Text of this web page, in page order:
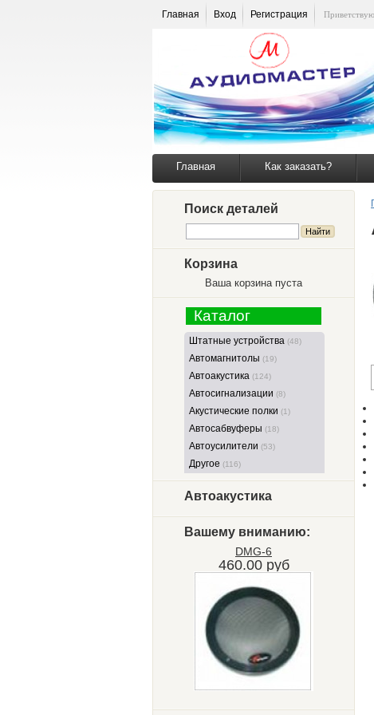
Главная Вход Регистрация
Главная Как заказать?
Поиск деталей
Корзина
Ваша корзина пуста
Каталог
Штатные устройства (48)
Автомагнитолы (19)
Автоакустика (124)
Автосигнализации (8)
Акустические полки (1)
Автосабвуферы (18)
Автоусилители (53)
Другое (116)
Автоакустика
Вашему вниманию:
DMG-6
460.00 руб